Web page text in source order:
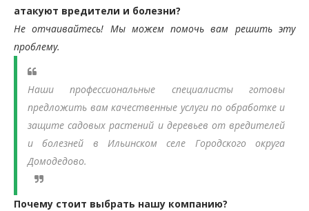
атакуют вредители и болезни?
Не отчаивайтесь! Мы можем помочь вам решить эту
проблему.
Наши профессиональные специалисты готовы
предложить вам качественные услуги по обработке и
защите садовых растений и деревьев от вредителей
и болезней в Ильинском селе Городского округа
Домодедово.
Почему стоит выбрать нашу компанию?